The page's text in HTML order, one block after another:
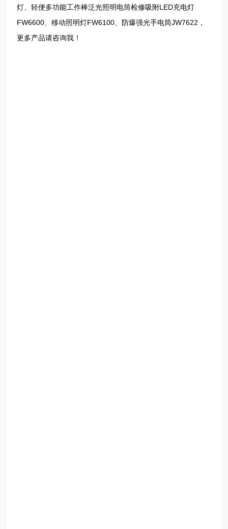
灯、轻便多功能工作棒泛光照明电筒检修吸附LED充电灯
FW6600、移动照明灯FW6100、防爆强光手电筒JW7622，
更多产品请咨询我！